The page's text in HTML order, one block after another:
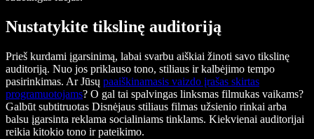
Nustatykite tikslinę auditoriją
Prieš kurdami įgarsinimą, labai svarbu aiškiai žinoti savo tikslinę
auditoriją. Nuo jos priklauso tono, stiliaus ir kalbėjimo tempo
pasirinkimas. Ar Jūsų paaiškinamasis vaizdo įrašas skirtas
programuotojams? O gal tai spalvingas linksmas filmukas vaikams?
Galbūt subtitruotas Disnėjaus stiliaus filmas užsienio rinkai arba
balsu įgarsinta reklama socialiniams tinklams. Kiekvienai auditorijai
reikia kitokio tono ir pateikimo.